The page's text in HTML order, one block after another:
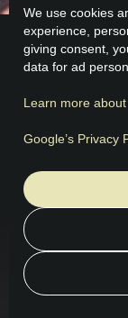
We use cookies
experience,
giving consent,
data for ad
Learn more
Google’s Privacy
Comentarios
Lo que